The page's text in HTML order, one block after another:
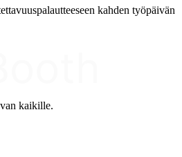
kahden työpäivän
kaikille.